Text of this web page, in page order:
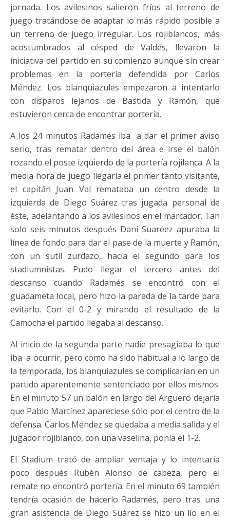
jornada. Los avilesinos salieron fríos al terreno de
juego tratándose de adaptar lo más rápido posible a
un terreno de juego irregular. Los rojiblancos, más
acostumbrados al césped de Valdés, llevaron la
iniciativa del partido en su comienzo aunque sin crear
problemas en la portería defendida por Carlos
Méndez. Los blanquiazules empezaron a intentarlo
con disparos lejanos de Bastida y Ramón, que
estuvieron cerca de encontrar portería.
A los 24 minutos Radamés iba a dar el primer aviso
serio, tras rematar dentro del área e irse el balón
rozando el poste izquierdo de la portería rojilanca. A la
media hora de juego llegaría el primer tanto visitante,
el capitán Juan Val remataba un centro desde la
izquierda de Diego Suárez tras jugada personal de
éste, adelantando a los avilesinos en el marcador. Tan
solo seis minutos después Dani Suareez apuraba la
línea de fondo para dar el pase de la muerte y Ramón,
con un sutil zurdazo, hacía el segundo para los
stadiumnistas. Pudo llegar el tercero antes del
descanso cuando Radamés se encontró con el
guadameta local, pero hizo la parada de la tarde para
evitarlo. Con el 0-2 y mirando el resultado de la
Camocha el partido llegaba al descanso.
Al inicio de la segunda parte nadie presagiaba lo que
iba a ocurrir, pero como ha sido habitual a lo largo de
la temporada, los blanquiazules se complicarían en un
partido aparentemente sentenciado por ellos mismos.
En el minuto 57 un balón en largo del Argüero dejaría
que Pablo Martínez apareciese sólo por el centro de la
defensa. Carlos Méndez se quedaba a media salida y el
jugador rojiblanco, con una vaselina, ponía el 1-2.
El Stadium trató de ampliar ventaja y lo intentaría
poco después Rubén Alonso de cabeza, pero el
remate no encontró portería. En el minuto 69 también
tendría ocasión de hacerlo Radamés, pero tras una
gran asistencia de Diego Suárez se hizo un lío en el